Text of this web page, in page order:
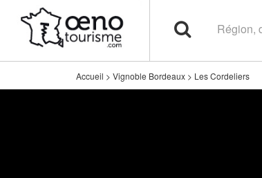
Accueil > Vignoble Bordeaux > Les Cordeliers